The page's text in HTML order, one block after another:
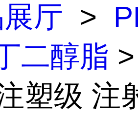
厅 >
二醇脂
塑级 注